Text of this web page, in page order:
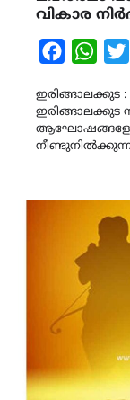
വികാര
Facebook
ഇരിങ്ങാലക്കുട
ഇരിങ്ങാലക്കുട